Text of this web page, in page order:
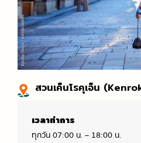
สวนเค็นโรคุเอ็น
เวลาทำการ
ทุกวัน 07:00 น. – 18:00 น.